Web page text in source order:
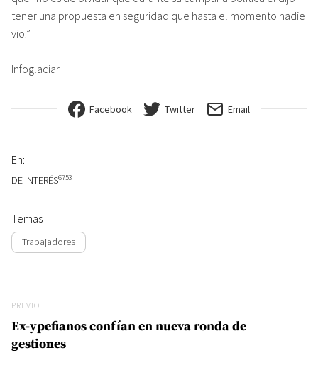
tener una propuesta en seguridad que hasta el momento nadie
vio.”
Infoglaciar
Facebook Twitter Email
En:
DE INTERÉS6753
Temas
Trabajadores
Previo
PREVIO
Ex-ypefianos confían en nueva ronda de
gestiones